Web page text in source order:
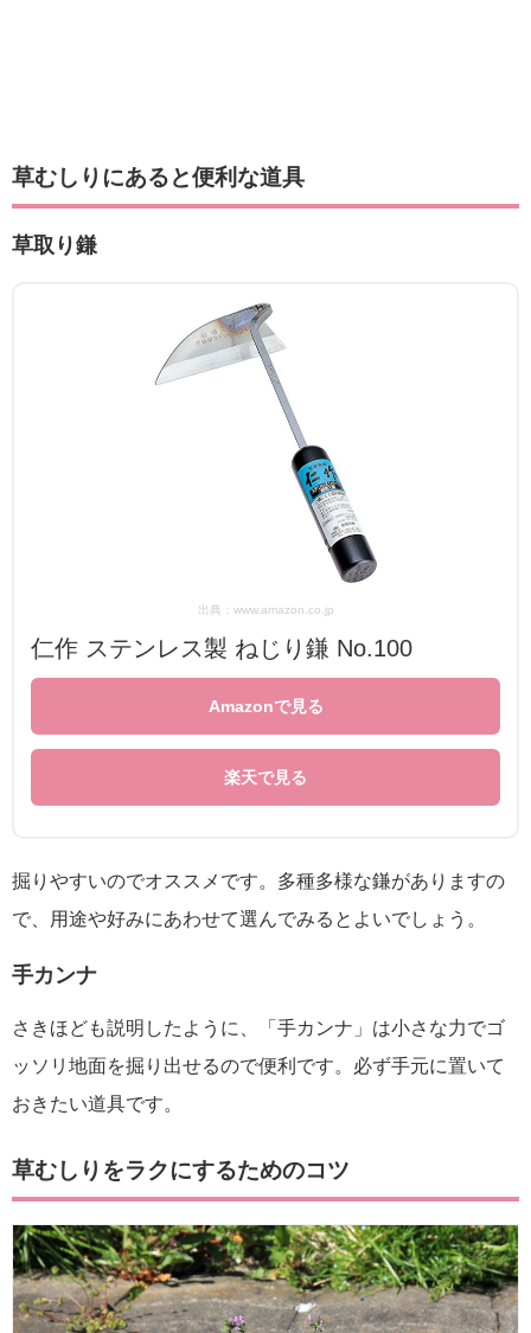
草むしりにあると便利な道具
草取り鎌
出典：www.amazon.co.jp
仁作 ステンレス製 ねじり鎌 No.100
Amazonで見る
楽天で見る
掘りやすいのでオススメです。多種多様な鎌がありますの
で、用途や好みにあわせて選んでみるとよいでしょう。
手カンナ
さきほども説明したように、「手カンナ」は小さな力でゴ
ッソリ地面を掘り出せるので便利です。必ず手元に置いて
おきたい道具です。
草むしりをラクにするためのコツ